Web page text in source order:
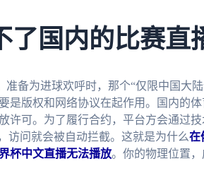
国内的比赛直
备为进球欢呼时，那个“仅限中国大
是版权和网络协议在起作用。国内的
许可。为了履行合约，平台方会通过
访问就会被自动拦截。这就是为什么在
杯中文直播无法播放。你的物理位置